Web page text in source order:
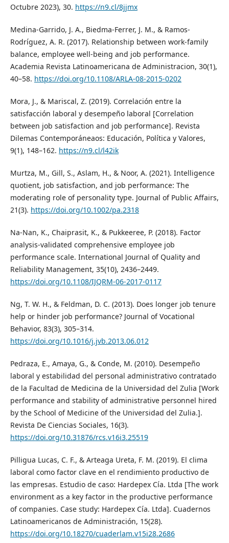
Octubre 2023), 30. https://n9.cl/8jjmx
Medina-Garrido, J. A., Biedma-Ferrer, J. M., & Ramos-
Rodríguez, A. R. (2017). Relationship between work-family
balance, employee well-being and job performance.
Academia Revista Latinoamericana de Administracion, 30(1),
40–58. https://doi.org/10.1108/ARLA-08-2015-0202
Mora, J., & Mariscal, Z. (2019). Correlación entre la
satisfacción laboral y desempeño laboral [Correlation
between job satisfaction and job performance]. Revista
Dilemas Contemporáneaos: Educación, Política y Valores,
9(1), 148–162. https://n9.cl/l42ik
Murtza, M., Gill, S., Aslam, H., & Noor, A. (2021). Intelligence
quotient, job satisfaction, and job performance: The
moderating role of personality type. Journal of Public Affairs,
21(3). https://doi.org/10.1002/pa.2318
Na-Nan, K., Chaiprasit, K., & Pukkeeree, P. (2018). Factor
analysis-validated comprehensive employee job
performance scale. International Journal of Quality and
Reliability Management, 35(10), 2436–2449.
https://doi.org/10.1108/IJQRM-06-2017-0117
Ng, T. W. H., & Feldman, D. C. (2013). Does longer job tenure
help or hinder job performance? Journal of Vocational
Behavior, 83(3), 305–314.
https://doi.org/10.1016/j.jvb.2013.06.012
Pedraza, E., Amaya, G., & Conde, M. (2010). Desempeño
laboral y estabilidad del personal administrativo contratado
de la Facultad de Medicina de la Universidad del Zulia [Work
performance and stability of administrative personnel hired
by the School of Medicine of the Universidad del Zulia.].
Revista De Ciencias Sociales, 16(3).
https://doi.org/10.31876/rcs.v16i3.25519
Pilligua Lucas, C. F., & Arteaga Ureta, F. M. (2019). El clima
laboral como factor clave en el rendimiento productivo de
las empresas. Estudio de caso: Hardepex Cía. Ltda [The work
environment as a key factor in the productive performance
of companies. Case study: Hardepex Cía. Ltda]. Cuadernos
Latinoamericanos de Administración, 15(28).
https://doi.org/10.18270/cuaderlam.v15i28.2686